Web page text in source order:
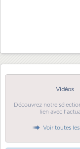
Vidéos
Découvrez notre
lien avec
Voir toutes